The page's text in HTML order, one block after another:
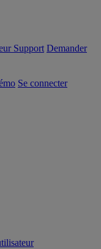
Support Demander
Se connecter